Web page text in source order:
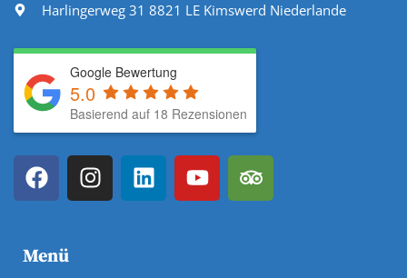
Harlingerweg 31 8821 LE Kimswerd Niederlande
Google Bewertung
5.0
Basierend auf 18 Rezensionen
Menü